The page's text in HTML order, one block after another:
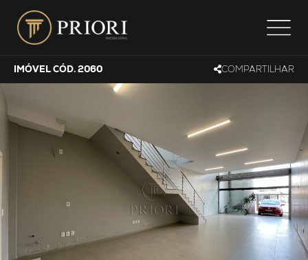
IMÓVEL CÓD. 2060 COMPARTILHAR